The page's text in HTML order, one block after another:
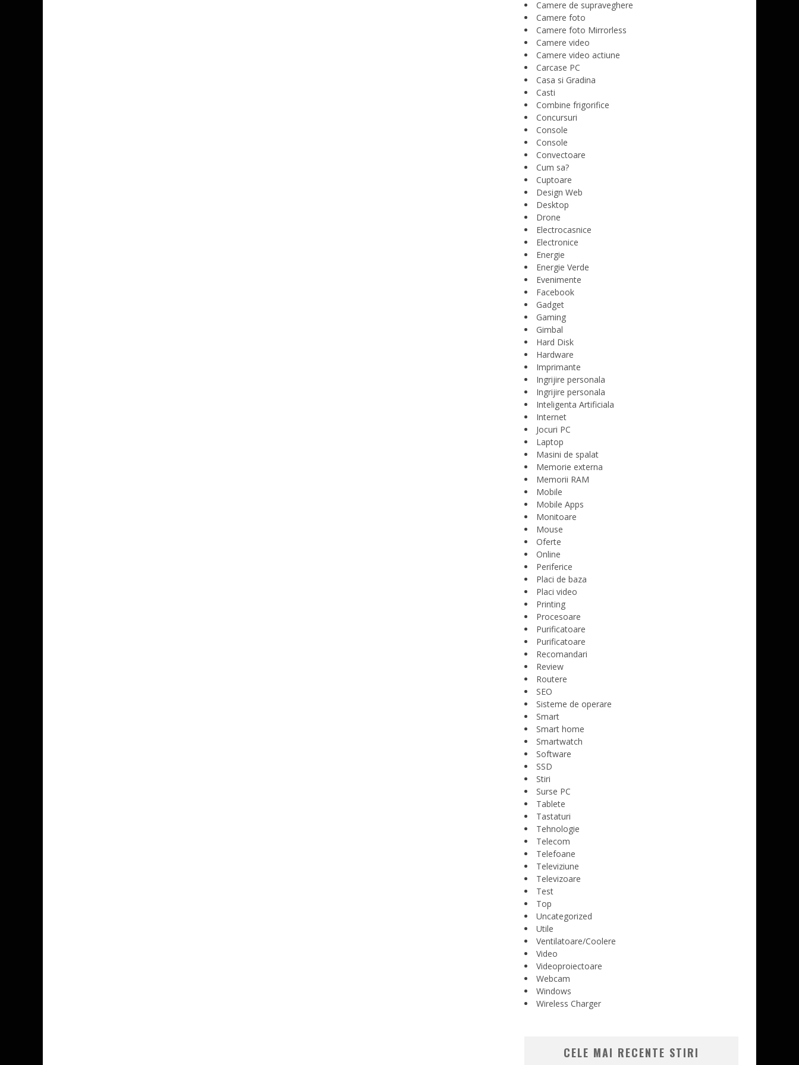
Camere de supraveghere
Camere foto
Camere foto Mirrorless
Camere video
Camere video actiune
Carcase PC
Casa si Gradina
Casti
Combine frigorifice
Concursuri
Console
Console
Convectoare
Cum sa?
Cuptoare
Design Web
Desktop
Drone
Electrocasnice
Electronice
Energie
Energie Verde
Evenimente
Facebook
Gadget
Gaming
Gimbal
Hard Disk
Hardware
Imprimante
Ingrijire personala
Ingrijire personala
Inteligenta Artificiala
Internet
Jocuri PC
Laptop
Masini de spalat
Memorie externa
Memorii RAM
Mobile
Mobile Apps
Monitoare
Mouse
Oferte
Online
Periferice
Placi de baza
Placi video
Printing
Procesoare
Purificatoare
Purificatoare
Recomandari
Review
Routere
SEO
Sisteme de operare
Smart
Smart home
Smartwatch
Software
SSD
Stiri
Surse PC
Tablete
Tastaturi
Tehnologie
Telecom
Telefoane
Televiziune
Televizoare
Test
Top
Uncategorized
Utile
Ventilatoare/Coolere
Video
Videoproiectoare
Webcam
Windows
Wireless Charger
CELE MAI RECENTE STIRI